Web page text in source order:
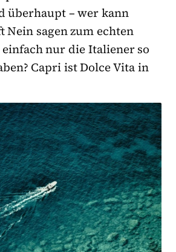
überhaupt – wer kann
Nein sagen zum echten
einfach nur die Italiener so
Capri ist Dolce Vita in